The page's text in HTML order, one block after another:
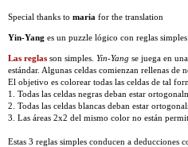
Special thanks to maria for the translation
Yin-Yang es un puzzle lógico con reglas
Las reglas son simples. Yin-Yang se juega en
estándar. Algunas celdas comienzan rellenas de
El objetivo es colorear todas las celdas de tal
1. Todas las celdas negras deban estar
2. Todas las celdas blancas deban estar
3. Las áreas 2x2 del mismo color no están
Estas 3 reglas simples conducen a deducciones